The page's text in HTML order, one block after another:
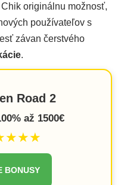
originálnu možnosť,
používateľov s
závan čerstvého
.
Road 2
až 1500€
BONUSY